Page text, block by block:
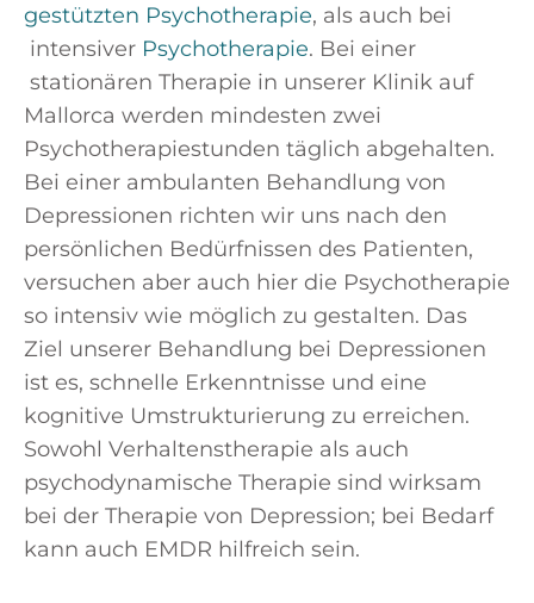
gestützten Psychotherapie, als auch bei
intensiver Psychotherapie. Bei einer
stationären Therapie in unserer Klinik auf
Mallorca werden mindesten zwei
Psychotherapiestunden täglich abgehalten.
Bei einer ambulanten Behandlung von
Depressionen richten wir uns nach den
persönlichen Bedürfnissen des Patienten,
versuchen aber auch hier die Psychotherapie
so intensiv wie möglich zu gestalten. Das
Ziel unserer Behandlung bei Depressionen
ist es, schnelle Erkenntnisse und eine
kognitive Umstrukturierung zu erreichen.
Sowohl Verhaltenstherapie als auch
psychodynamische Therapie sind wirksam
bei der Therapie von Depression; bei Bedarf
kann auch EMDR hilfreich sein.